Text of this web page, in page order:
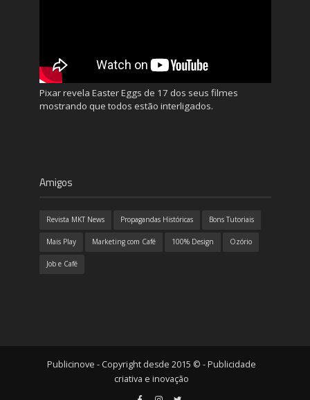
Pixar revela Easter Eggs de 17 dos seus filmes
mostrando que todos estão interligados.
Amigos
Revista MKT News Propagandas Históricas Bons Tutoriais
Mais Play Marketing com Café 100% Design Ozório
Job e Café
Publicinove - Copyright desde 2015 © - Publicidade
criativa e inovação